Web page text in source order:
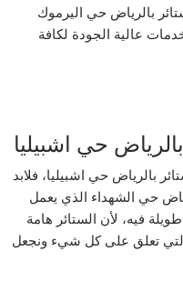
بالرياض حي اليرموك
عالية الجودة لكافة
حي اشبيليا
بالرياض حي اشبيليا، فلابد
حي الشهداء الذي يعمل
فيه، لأن الستائر هامة
تعلق على كل شيء ونجعل